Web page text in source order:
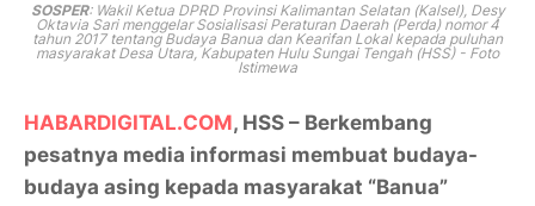
SOSPER: Wakil Ketua DPRD Provinsi Kalimantan Selatan (Kalsel), Desy
Oktavia Sari menggelarSosialisasi Peraturan Daerah (Perda) nomor 4
tahun 2017 tentang Budaya Banua dan Kearifan Lokal kepada puluhan
masyarakat Desa Utara, Kabupaten Hulu Sungai Tengah (HSS) - Foto
Istimewa
HABARDIGITAL.COM, HSS – Berkembang
pesatnya media informasi membuat budaya-
budaya asing kepada masyarakat “Banua”